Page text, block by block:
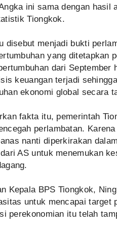
ini sama dengan
Tiongkok.
disebut menjadi bukti
yang ditetapkan
dari September
keuangan terjadi
ekonomi global secara
fakta itu, pemerintah
perlambatan.
nanti diperkirakan
AS untuk menemukan
Kepala BPS Tiongkok,
untuk mencapai target
perekonomian itu telah